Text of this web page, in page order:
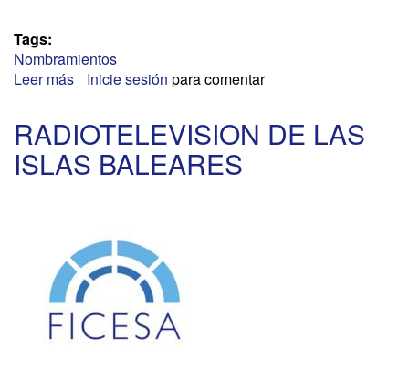
Tags:
Nombramientos
Leer más sobre
SEGURIDAD
NUCLEAR
Inicie sesión para comentar
RADIOTELEVISION DE LAS
ISLAS BALEARES